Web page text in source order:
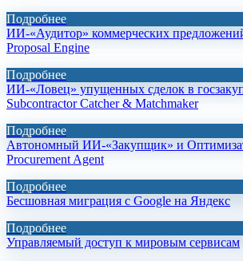
Подробнее
ИИ-«Аудитор» коммерческих
Proposal Engine
Подробнее
ИИ-«Ловец» упущенных сделок в
Subcontractor Catcher & Matchmaker
Подробнее
Автономный ИИ-«Закупщик» и
Procurement Agent
Подробнее
Бесшовная миграция с Google на Яндекс
Подробнее
Управляемый доступ к мировым сервисам